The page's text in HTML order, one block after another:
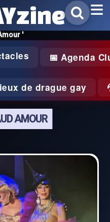
'
📅 Agenda
de drague gay
AMOUR